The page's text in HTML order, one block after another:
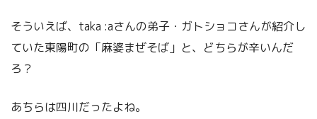
そういえば、taka :aさんの弟子・ガトショコさんが紹介し
ていた東陽町の「麻婆まぜそば」と、どちらが辛いんだ
ろ？
あちらは四川だったよね。